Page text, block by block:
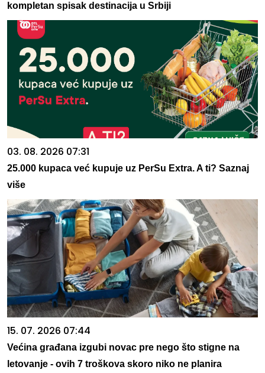
kompletan spisak destinacija u Srbiji
03. 08. 2026 07:31
25.000 kupaca već kupuje uz PerSu Extra. A ti? Saznaj
više
15. 07. 2026 07:44
Većina građana izgubi novac pre nego što stigne na
letovanje - ovih 7 troškova skoro niko ne planira